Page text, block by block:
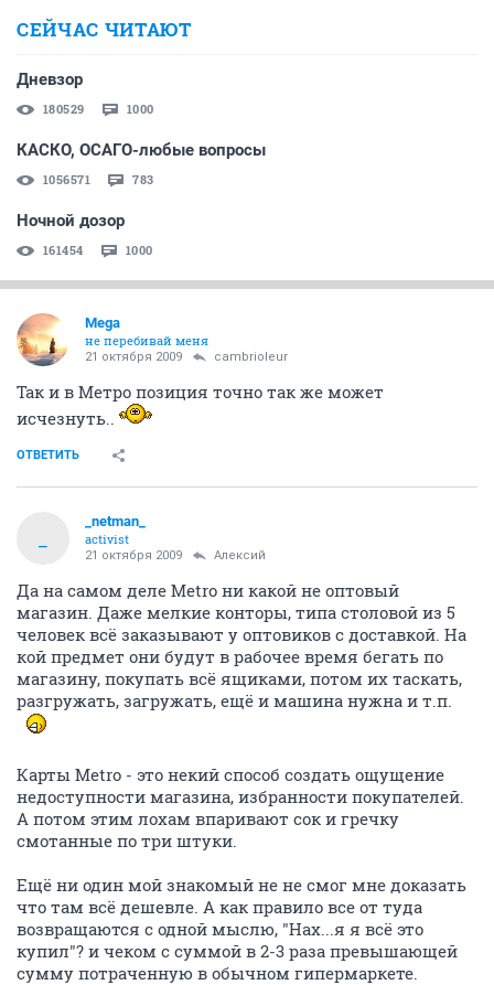
СЕЙЧАС ЧИТАЮТ
Дневзор
180529 1000
КАСКО, ОСАГО-любые вопросы
1056571 783
Ночной дозор
161454 1000
Mega
не перебивай меня
21 октября 2009 cambrioleur
Так и в Метро позиция точно так же может
исчезнуть..
ОТВЕТИТЬ
_netman_
activist
21 октября 2009 Алексий
Да на самом деле Metro ни какой не оптовый
магазин. Даже мелкие конторы, типа столовой из 5
человек всё заказывают у оптовиков с доставкой. На
кой предмет они будут в рабочее время бегать по
магазину, покупать всё ящиками, потом их таскать,
разгружать, загружать, ещё и машина нужна и т.п.
Карты Metro - это некий способ создать ощущение
недоступности магазина, избранности покупателей.
А потом этим лохам впаривают сок и гречку
смотанные по три штуки.
Ещё ни один мой знакомый не не смог мне доказать
что там всё дешевле. А как правило все от туда
возвращаются с одной мыслю, "Нах...я я всё это
купил"? и чеком с суммой в 2-3 раза превышающей
сумму потраченную в обычном гипермаркете.